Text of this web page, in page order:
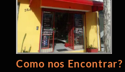
Como nos Encontrar?